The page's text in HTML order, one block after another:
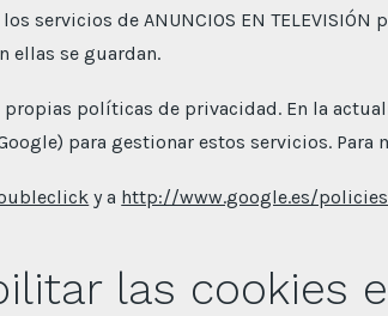
servicios de ANUNCIOS EN TELEVISIÓN
ellas se guardan.
políticas de privacidad. En la
para gestionar estos servicios. Para
y a http://www.google.es/
las cookies